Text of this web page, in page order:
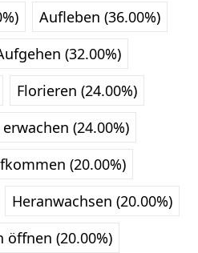
Aufleben (36.00%)
(32.00%)
Florieren (24.00%)
erwachen (24.00%)
(20.00%)
Heranwachsen (20.00%)
öffnen (20.00%)